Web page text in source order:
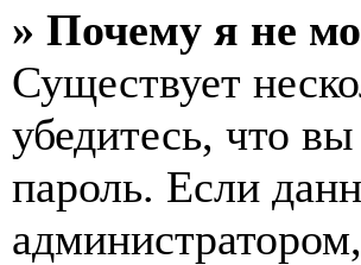
» Почему я не
Существует
убедитесь, что
пароль. Если